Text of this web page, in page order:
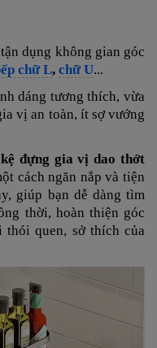
dụng không gian góc
chữ L, chữ U...
dáng tương thích, vừa
vị an toàn, ít sợ vướng
kệ đựng gia vị dao thớt
cách ngăn nắp và tiện
giúp bạn dễ dàng tìm
thời, hoàn thiện góc
quen, sở thích của